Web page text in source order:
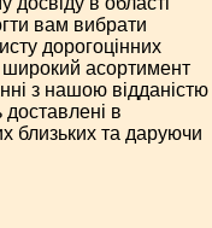
вам вибрати
дорогоцінних
широкий асортимент
з нашою відданістю
доставлені в
близьких та даруючи